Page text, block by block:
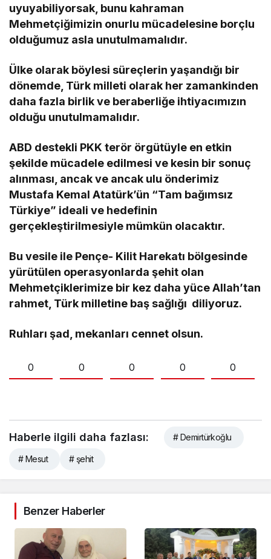
uyuyabiliyorsak, bunu kahraman
Mehmetçiğimizin onurlu mücadelesine borçlu
olduğumuz asla unutulmamalıdır.
Ülke olarak böylesi süreçlerin yaşandığı bir
dönemde, Türk milleti olarak her zamankinden
daha fazla birlik ve beraberliğe ihtiyacımızın
olduğu unutulmamalıdır.
ABD destekli PKK terör örgütüyle en etkin
şekilde mücadele edilmesi ve kesin bir sonuç
alınması, ancak ve ancak ulu önderimiz
Mustafa Kemal Atatürk’ün “Tam bağımsız
Türkiye” ideali ve hedefinin
gerçekleştirilmesiyle mümkün olacaktır.
Bu vesile ile Pençe- Kilit Harekatı bölgesinde
yürütülen operasyonlarda şehit olan
Mehmetçiklerimize bir kez daha yüce Allah’tan
rahmet, Türk milletine baş sağlığı diliyoruz.
Ruhları şad, mekanları cennet olsun.
0 0 0 0 0
Haberle ilgili daha fazlası: # Demirtürkoğlu
# Mesut # şehit
Benzer Haberler